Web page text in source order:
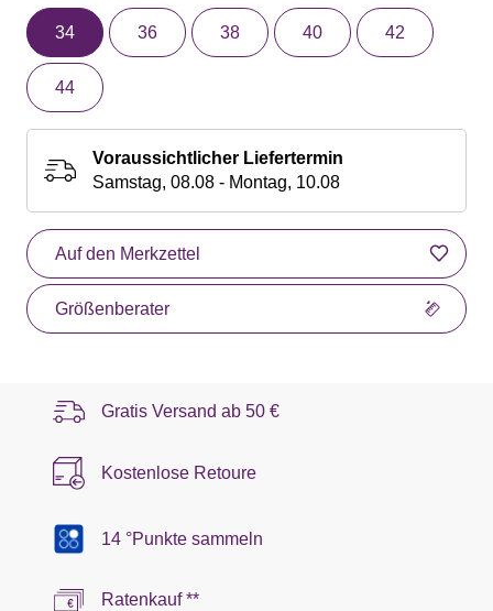
34 36 38 40 42
44
Voraussichtlicher Liefertermin
Samstag, 08.08 - Montag, 10.08
Auf den Merkzettel
Größenberater
Gratis Versand ab 50 €
Kostenlose Retoure
14 °Punkte sammeln
Ratenkauf **